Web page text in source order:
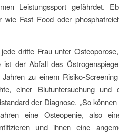
Leistungssport gefährdet.
wie Fast Food oder
dritte Frau unter
ist der Abfall des
zu einem Risiko-
einer Blutuntersuchung und
der Diagnose. „So
eine Osteopenie, also
und ihnen eine